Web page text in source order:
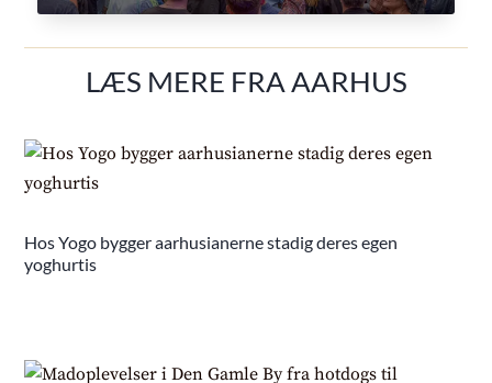
LÆS MERE FRA AARHUS
Hos Yogo bygger aarhusianerne stadig deres egen
yoghurtis